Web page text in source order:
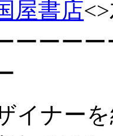
屋書店<>
ーーー
イナー